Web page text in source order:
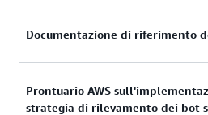
Ulteriori informazioni
Documentazione di riferimento
Ulteriori informazioni
Prontuario AWS
strategia di rilevamento dei bot